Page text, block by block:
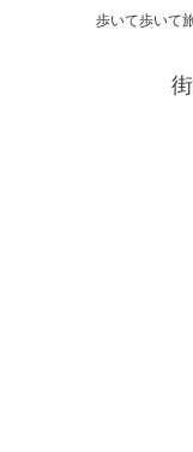
歩いて歩いて